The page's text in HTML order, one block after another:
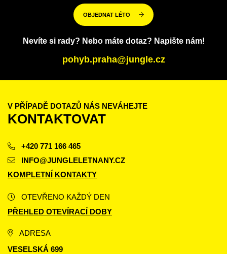
OBJEDNAT LÉTO
Nevíte si rady? Nebo máte dotaz? Napište nám!
pohyb.praha@jungle.cz
V PŘÍPADĚ DOTAZŮ NÁS NEVÁHEJTE
KONTAKTOVAT
+420 771 166 465
INFO@JUNGLELETNANY.CZ
KOMPLETNÍ KONTAKTY
OTEVŘENO KAŽDÝ DEN
PŘEHLED OTEVÍRACÍ DOBY
ADRESA
VESELSKÁ 699